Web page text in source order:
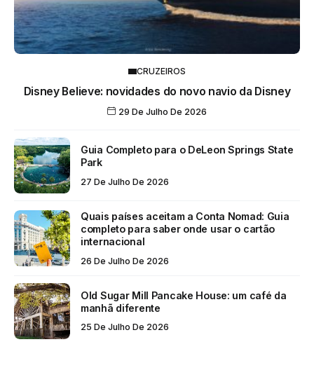
CRUZEIROS
Disney Believe: novidades do novo navio da Disney
29 De Julho De 2026
Guia Completo para o DeLeon Springs State
Park
27 De Julho De 2026
Quais países aceitam a Conta Nomad: Guia
completo para saber onde usar o cartão
internacional
26 De Julho De 2026
Old Sugar Mill Pancake House: um café da
manhã diferente
25 De Julho De 2026